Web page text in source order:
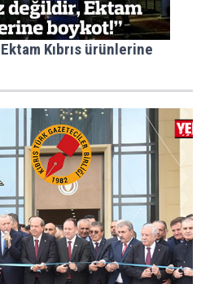
Kıbrıs ürünlerine